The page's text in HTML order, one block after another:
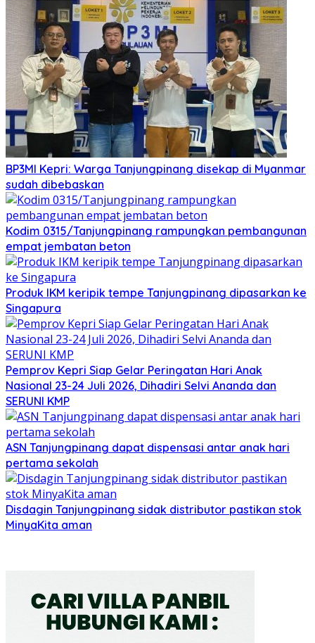
BP3MI Kepri: Warga Tanjungpinang disekap di Myanmar
sudah dibebaskan
Kodim 0315/Tanjungpinang rampungkan pembangunan
empat jembatan beton
Produk IKM keripik tempe Tanjungpinang dipasarkan ke
Singapura
Pemprov Kepri Siap Gelar Peringatan Hari Anak
Nasional 23-24 Juli 2026, Dihadiri Selvi Ananda dan
SERUNI KMP
ASN Tanjungpinang dapat dispensasi antar anak hari
pertama sekolah
Disdagin Tanjungpinang sidak distributor pastikan stok
MinyaKita aman